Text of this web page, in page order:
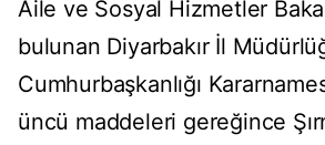
Aile ve Sosyal Hizmetler
bulunan Diyarbakır İl
Cumhurbaşkanlığı
üncü maddeleri gereğince